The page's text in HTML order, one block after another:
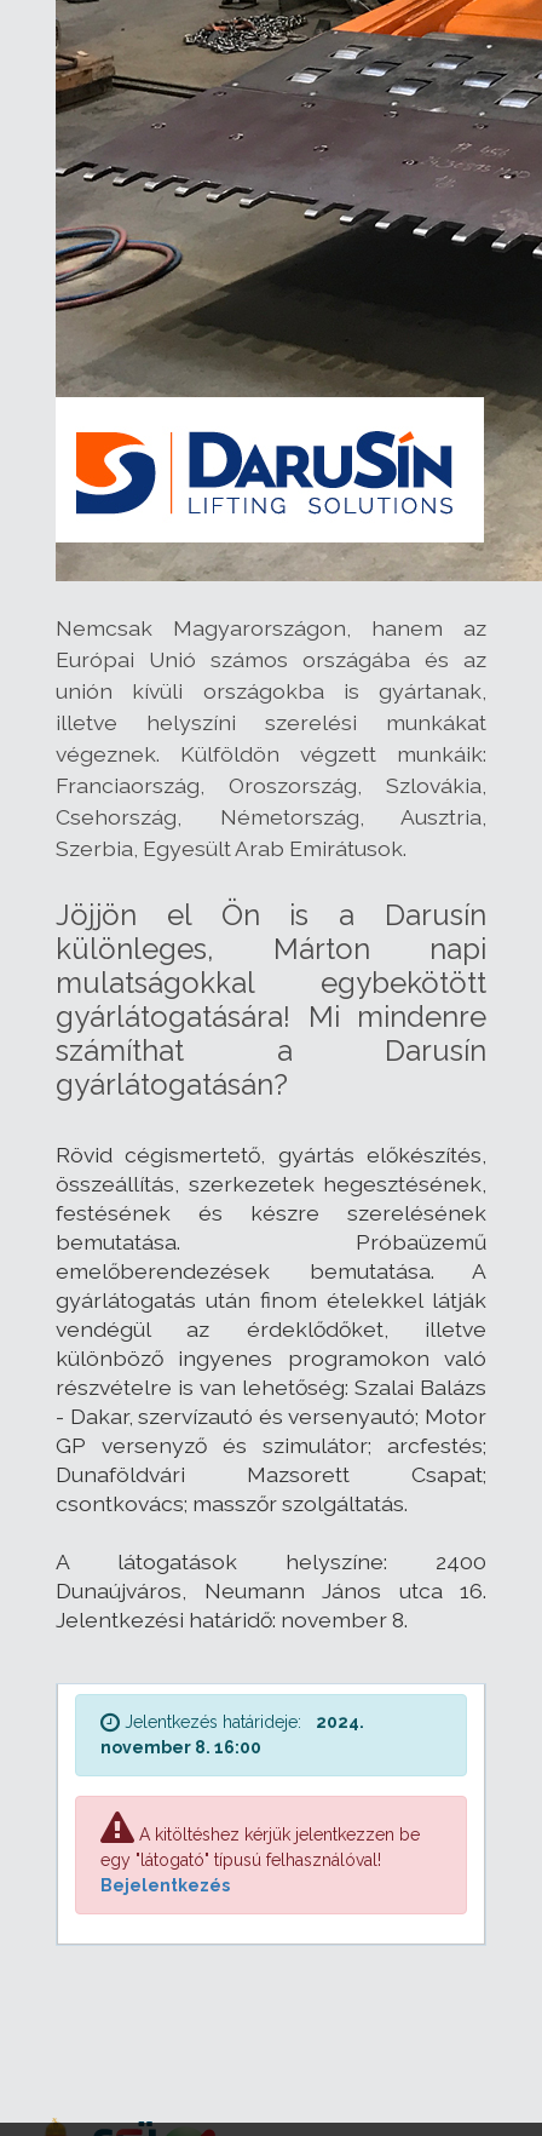
Nemcsak Magyarországon, hanem az
Európai Unió számos országába és az
unión kívüli országokba is gyártanak,
illetve helyszíni szerelési munkákat
végeznek. Külföldön végzett munkáik:
Franciaország, Oroszország, Szlovákia,
Csehország, Németország, Ausztria,
Szerbia, Egyesült Arab Emirátusok.
Jöjjön el Ön is a Darusín
különleges, Márton napi
mulatságokkal egybekötött
gyárlátogatására! Mi mindenre
számíthat a Darusín
gyárlátogatásán?
Rövid cégismertető, gyártás előkészítés,
összeállítás, szerkezetek hegesztésének,
festésének és készre szerelésének
bemutatása. Próbaüzemű
emelőberendezések bemutatása. A
gyárlátogatás után finom ételekkel látják
vendégül az érdeklődőket, illetve
különböző ingyenes programokon való
részvételre is van lehetőség: Szalai Balázs
- Dakar, szervízautó és versenyautó; Motor
GP versenyző és szimulátor; arcfestés;
Dunaföldvári Mazsorett Csapat;
csontkovács; masszőr szolgáltatás.
A látogatások helyszíne: 2400
Dunaújváros, Neumann János utca 16.
Jelentkezési határidő: november 8.
Jelentkezés határideje:
2024.
november 8. 16:00
A kitöltéshez kérjük jelentkezzen be
egy "látogató" típusú felhasználóval!
Bejelentkezés